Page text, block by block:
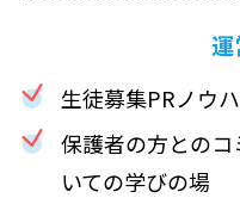
運
生徒募集PRノウ
保護者の方との
いての学びの場